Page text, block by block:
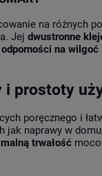
na różnych
Jej dwustronne
odporności na wilgoć
i prostoty
poręcznego i
naprawy w
trwałość